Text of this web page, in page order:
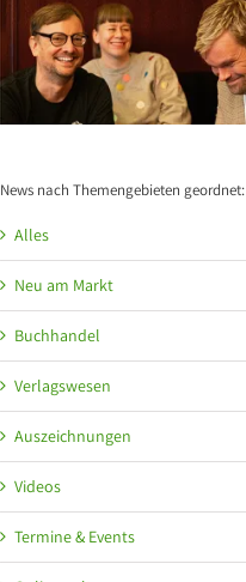
News nach Themengebieten geordnet:
Alles
Neu am Markt
Buchhandel
Verlagswesen
Auszeichnungen
Videos
Termine & Events